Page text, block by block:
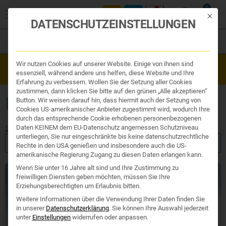
0
Organe & Organ Uhr
Traditionelle Medizin
Nahrungsergänzung
Kosmetik und Hygiene
Ihr Apotheker
Westend Online-Shop: Sicher, schnell und 24/7 für Sie da!
Gratisversand ab €50
IMMUNSYSTEM GRIPPE
Start/ Produkte verschlagwortet mit „Immunsystem Grippe“
FILTER ANZEIGEN
Mit
DATENSCHUTZEINSTELLUNGEN
Wir nutzen Cookies auf unserer Website. Einige von ihnen sind
essenziell, während andere uns helfen, diese Website und Ihre
Erfahrung zu verbessern. Wollen Sie der Setzung aller Cookies
zustimmen, dann klicken Sie bitte auf den grünen „Alle akzeptieren“
Button. Wir weisen darauf hin, dass hiermit auch der Setzung von
Cookies US-amerikanischer Anbieter zugestimmt wird, wodurch Ihre
durch das entsprechende Cookie erhobenen personenbezogenen
Daten KEINEM dem EU-Datenschutz angemessen Schutzniveau
unterliegen, Sie nur eingeschränkte bis keine datenschutzrechtliche
Rechte in den USA genießen und insbesondere auch die US-
amerikanische Regierung Zugang zu diesen Daten erlangen kann.
Wenn Sie unter 16 Jahre alt sind und Ihre Zustimmung zu
freiwilligen Diensten geben möchten, müssen Sie Ihre
Erziehungsberechtigten um Erlaubnis bitten.
Weitere Informationen über die Verwendung Ihrer Daten finden Sie
in unserer Datenschutzerklärung. Sie können Ihre Auswahl jederzeit
unter Einstellungen widerrufen oder anpassen.